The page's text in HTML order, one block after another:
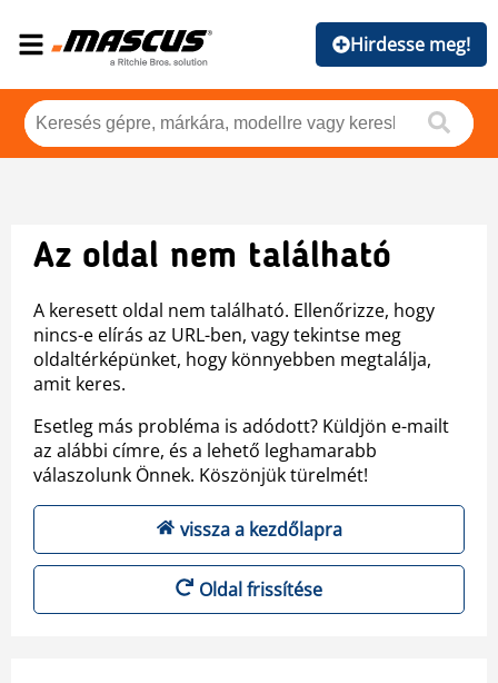
Hirdesse meg!
Az oldal nem található
A keresett oldal nem található. Ellenőrizze, hogy
nincs-e elírás az URL-ben, vagy tekintse meg
oldaltérképünket, hogy könnyebben megtalálja,
amit keres.
Esetleg más probléma is adódott? Küldjön e-mailt
az alábbi címre, és a lehető leghamarabb
válaszolunk Önnek. Köszönjük türelmét!
vissza a kezdőlapra
Oldal frissítése